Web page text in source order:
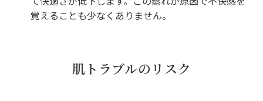
覚えることも少なくありません。
肌トラブルのリスク